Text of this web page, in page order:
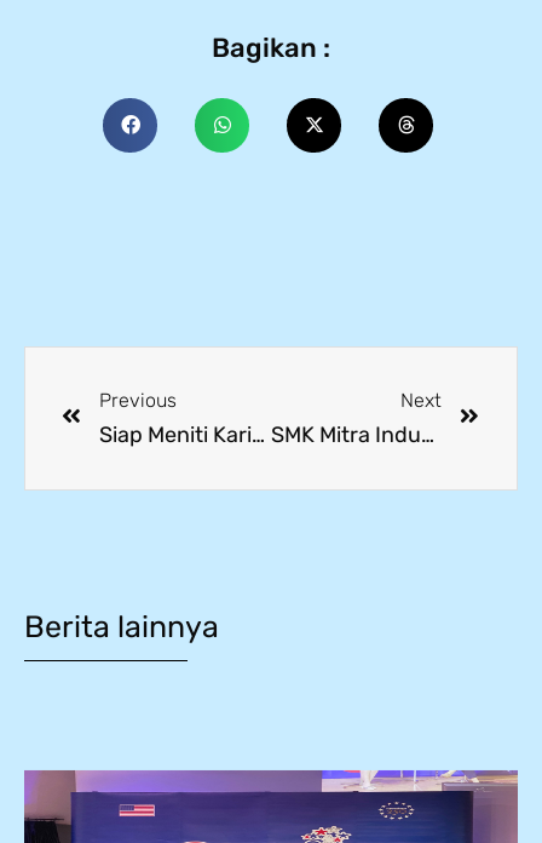
Bagikan :
Previous
Siap Meniti Karier Global, Siswa SMK Mitra Industri Ikuti Sosialisasi Edukasi Migran Aman
Next
SMK Mitra Industri MM2100 Perkuat Kesiapan Lulusan Global melalui Bimtek Sertifikasi Kompetensi Siswa
Berita lainnya